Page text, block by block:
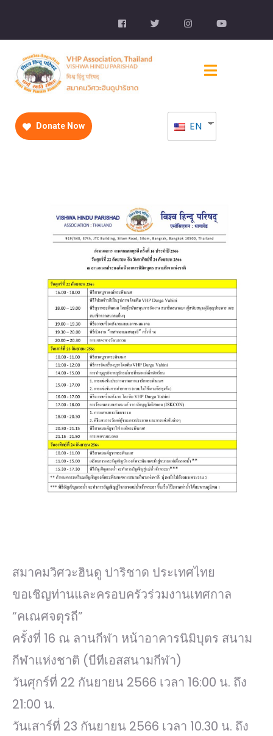
Donate Now EN
สมาคมวิศวะฮินดู ปาริชาด ประเทศไทย
ขอเชิญท่านและครอบครัวร่วมงานเทศกาล
“คเณศจตุรถี”
ครั้งที่ 16 ณ ลานกีฬา หน้าอาคารนิมิบุตร สนาม
กีฬาแห่งชาติ (บีทีเอสสนามกีฬา)
วันศุกร์ที่ 22 กันยายน 2566 เวลา 16:00 น. ถึง
21:00 น.
วันเสาร์ที่ 23 กันยายน 2566 เวลา 10.30 น. ถึง